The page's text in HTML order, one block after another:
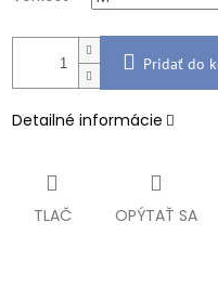
Pridať do
Detailné informácie
TLAČ OPÝTAŤ SA